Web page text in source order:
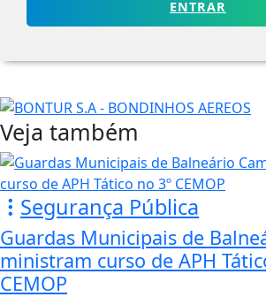
ENTRAR
Veja também
Segurança Pública
Guardas Municipais de
ministram curso de APH
CEMOP